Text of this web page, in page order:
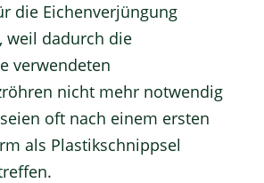
die Eichenverjüngung
weil dadurch die
verwendeten
nicht mehr notwendig
oft nach einem ersten
als Plastikschnippsel